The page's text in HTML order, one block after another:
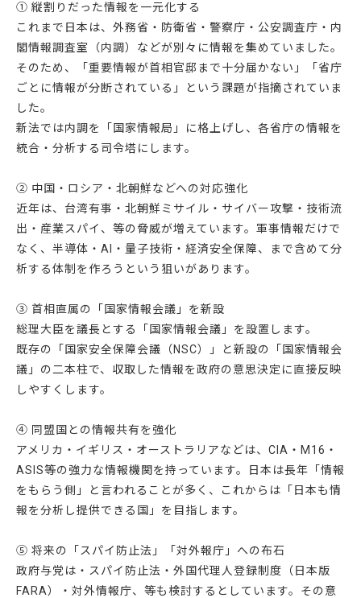
① 縦割りだった情報を一元化する
これまで日本は、外務省・防衛省・警察庁・公安調査庁・内
閣情報調査室（内調）などが別々に情報を集めていました。
そのため、「重要情報が首相官邸まで十分届かない」「省庁
ごとに情報が分断されている」という課題が指摘されていま
した。
新法では内調を「国家情報局」に格上げし、各省庁の情報を
統合・分析する司令塔にします。
② 中国・ロシア・北朝鮮などへの対応強化
近年は、台湾有事・北朝鮮ミサイル・サイバー攻撃・技術流
出・産業スパイ、等の脅威が増えています。軍事情報だけで
なく、半導体・AI・量子技術・経済安全保障、まで含めて分
析する体制を作ろうという狙いがあります。
③ 首相直属の「国家情報会議」を新設
総理大臣を議長とする「国家情報会議」を設置します。
既存の「国家安全保障会議（NSC）」と新設の「国家情報会
議」の二本柱で、収取した情報を政府の意思決定に直接反映
しやすくします。
④ 同盟国との情報共有を強化
アメリカ・イギリス・オーストラリアなどは、CIA・M16・
ASIS等の強力な情報機関を持っています。日本は長年「情報
をもらう側」と言われることが多く、これからは「日本も情
報を分析し提供できる国」を目指します。
⑤ 将来の「スパイ防止法」「対外報庁」への布石
政府与党は・スパイ防止法・外国代理人登録制度（日本版
FARA）・対外情報庁、等も検討するとしています。その意